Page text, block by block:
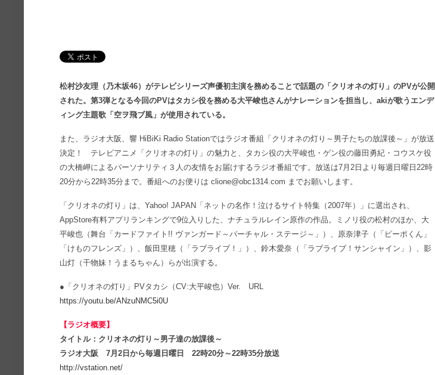
松村沙友理（乃木坂46）がテレビシリーズ声優初主演を務めることで話題の「クリオネの灯り」のPVが公開
された。第3弾となる今回のPVはタカシ役を務める大平峻也さんがナレーションを担当し、akiが歌うエンデ
ィング主題歌「空ヲ飛ブ風」が使用されている。
また、ラジオ大阪、響 HiBiKi Radio Stationではラジオ番組「クリオネの灯り～男子たちの放課後～」が放送
決定！ テレビアニメ「クリオネの灯り」の魅力と、タカシ役の大平峻也・ゲン役の藤田勇紀・コウスケ役
の大橋岬によるパーソナリティ３人の友情をお届けするラジオ番組です。放送は7月2日より毎週日曜日22時
20分から22時35分まで。番組へのお便りは clione@obc1314.com までお願いします。
「クリオネの灯り」は、Yahoo! JAPAN「ネットの名作！泣けるサイト特集（2007年）」に選出され、
AppStore有料アプリランキングで9位入りした、ナチュラルレイン原作の作品。ミノリ役の松村のほか、大
平峻也（舞台「カードファイト!! ヴァンガード～バーチャル・ステージ～」）、原奈津子（「ピーポくん」
「けものフレンズ」）、飯田里穂（「ラブライブ！」）、鈴木愛奈（「ラブライブ！サンシャイン」）、影
山灯（干物妹！うまるちゃん）らが出演する。
●「クリオネの灯り」PVタカシ（CV:大平峻也）Ver. URL
https://youtu.be/ANzuNMC5i0U
【ラジオ概要】
タイトル：クリオネの灯り～男子達の放課後～
ラジオ大阪 7月2日から毎週日曜日 22時20分～22時35分放送
http://vstation.net/